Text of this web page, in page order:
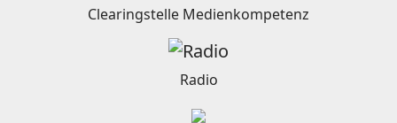
Clearingstelle Medienkompetenz
Radio